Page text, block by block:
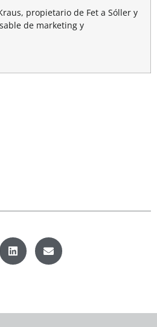
propietario de Fet a Sóller y
de marketing y